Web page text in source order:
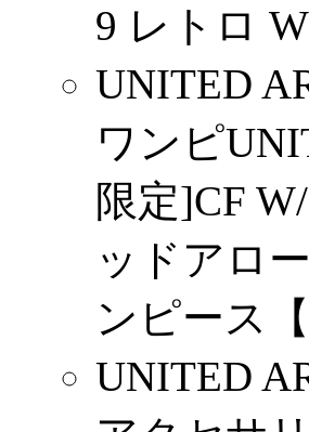
9 レトロ
UNITED
ワンピ
限定]CF
ッドアロ
ンピース
UNITED